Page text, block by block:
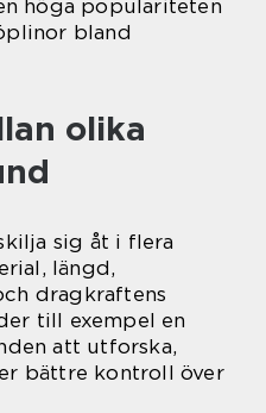
höga populariteten
bland
olika
sig åt i flera
längd,
dragkraftens
till exempel en
att utforska,
bättre kontroll över